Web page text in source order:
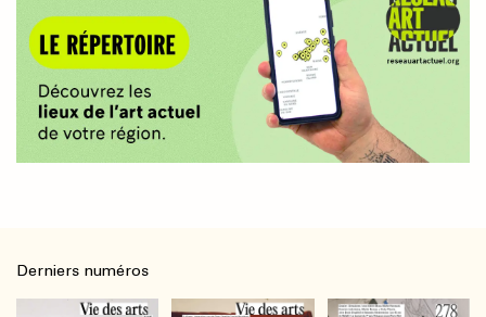
Derniers numéros